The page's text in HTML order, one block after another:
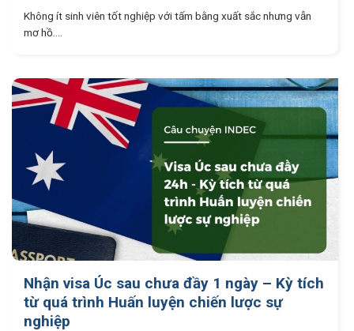
Không ít sinh viên tốt nghiệp với tấm bằng xuất sắc nhưng vẫn
mơ hồ....
Nhận visa Úc sau chưa đầy 1 ngày – Kỳ tích
từ quá trình Huấn luyện chiến lược sự
nghiệp